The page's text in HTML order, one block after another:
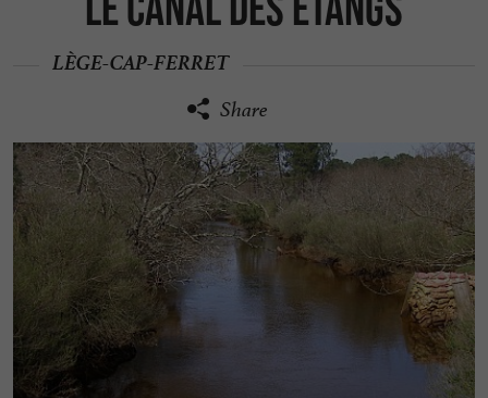
LÈGE-CAP-FERRET
Share